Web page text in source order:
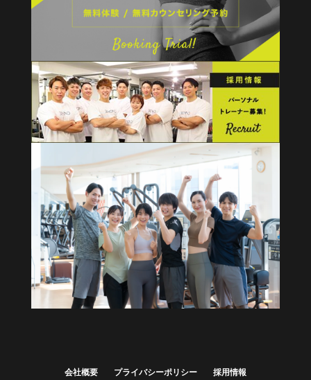
会社概要 プライバシーポリシー 採用情報